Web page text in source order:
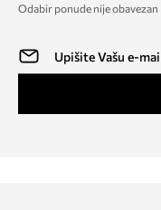
Odabir ponude nije obavezan